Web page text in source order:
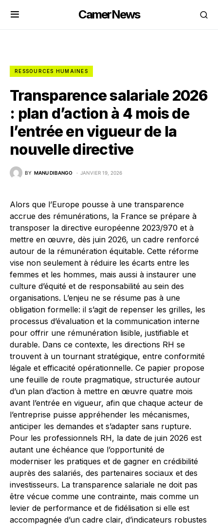
CamerNews
RESSOURCES HUMAINES
Transparence salariale 2026
: plan d’action à 4 mois de
l’entrée en vigueur de la
nouvelle directive
BY MANU DIBANGO JANVIER 19, 2026
Alors que l’Europe pousse à une transparence
accrue des rémunérations, la France se prépare à
transposer la directive européenne 2023/970 et à
mettre en œuvre, dès juin 2026, un cadre renforcé
autour de la rémunération équitable. Cette réforme
vise non seulement à réduire les écarts entre les
femmes et les hommes, mais aussi à instaurer une
culture d’équité et de responsabilité au sein des
organisations. L’enjeu ne se résume pas à une
obligation formelle: il s’agit de repenser les grilles, les
processus d’évaluation et la communication interne
pour offrir une rémunération lisible, justifiable et
durable. Dans ce contexte, les directions RH se
trouvent à un tournant stratégique, entre conformité
légale et efficacité opérationnelle. Ce papier propose
une feuille de route pragmatique, structurée autour
d’un plan d’action à mettre en œuvre quatre mois
avant l’entrée en vigueur, afin que chaque acteur de
l’entreprise puisse appréhender les mécanismes,
anticiper les demandes et s’adapter sans rupture.
Pour les professionnels RH, la date de juin 2026 est
autant une échéance que l’opportunité de
moderniser les pratiques et de gagner en crédibilité
auprès des salariés, des partenaires sociaux et des
investisseurs. La transparence salariale ne doit pas
être vécue comme une contrainte, mais comme un
levier de performance et de fidélisation si elle est
accompagnée d’un cadre clair, d’indicateurs robustes